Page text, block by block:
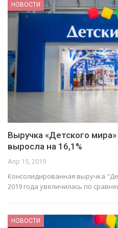
НОВОСТИ
Выручка «Детского
выросла на 16,1%
Апр 15, 2019
Консолидированная выручка
2019 года увеличилась по
НОВОСТИ